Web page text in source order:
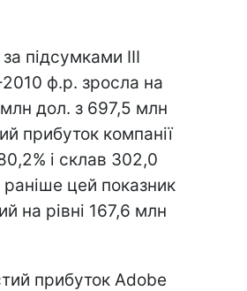
підсумками III
ф.р. зросла на
дол. з 697,5 млн
прибуток компанії
і склав 302,0
цей показник
на рівні 167,6 млн
прибуток Adobe